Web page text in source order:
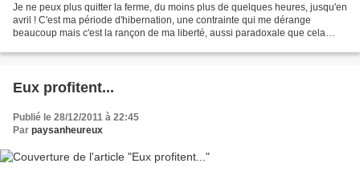
Je ne peux plus quitter la ferme, du moins plus de quelques heures, jusqu'en
avril ! C'est ma période d'hibernation, une contrainte qui me dérange
beaucoup mais c'est la rançon de ma liberté, aussi paradoxale que cela
Eux profitent...
Publié le 28/12/2011 à 22:45
Par paysanheureux